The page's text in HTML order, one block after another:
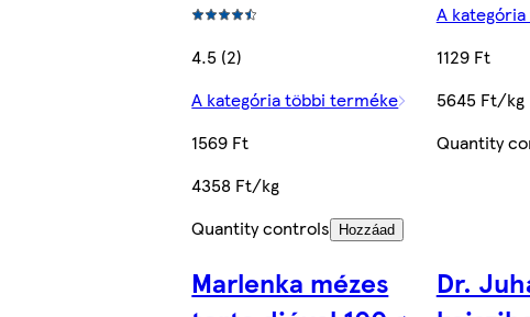
4.5 (2)
A kategória többi terméke
1569 Ft
4358 Ft/kg
Quantity controls
Hozzáad
A
1129 Ft
5645 Ft/kg
Quantity
Marlenka mézes
Dr.